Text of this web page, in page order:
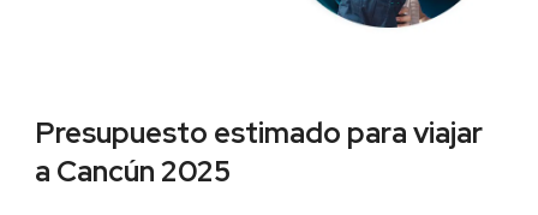
Presupuesto estimado para viajar
a Cancún 2025